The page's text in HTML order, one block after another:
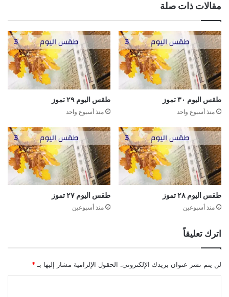
مقالات ذات صلة
طقس اليوم ٣٠ تموز
منذ أسبوع واحد
طقس اليوم ٢٩ تموز
منذ أسبوع واحد
طقس اليوم ٢٨ تموز
منذ أسبوعين
طقس اليوم ٢٧ تموز
منذ أسبوعين
اترك تعليقاً
لن يتم نشر عنوان بريدك الإلكتروني. الحقول الإلزامية مشار إليها بـ *